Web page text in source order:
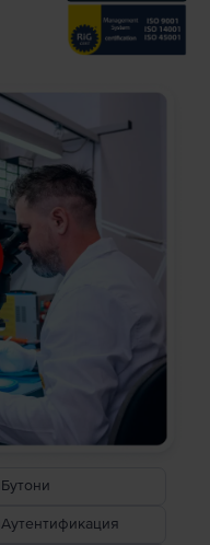
Бутони
Аутентификация